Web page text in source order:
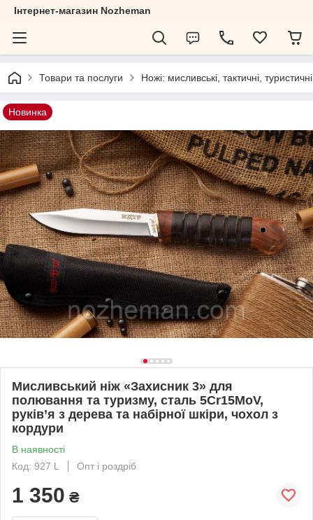
Інтернет-магазин Nozheman
Товари та послуги Ножі: мисливські, тактичні,
Новинка
Мисливський ніж «Захисник 3» для
полювання та туризму, сталь 5Cr15MoV,
руків’я з дерева та набірної шкіри, чохол з
кордури
В наявності
Код: 927 L
Опт і роздріб
1 350 ₴